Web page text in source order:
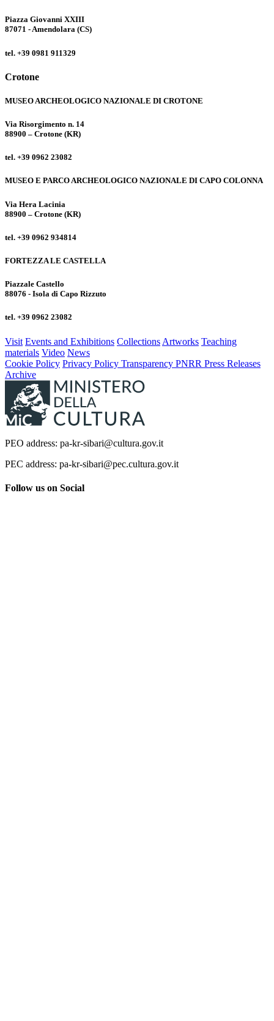
Piazza Giovanni XXIII
87071 - Amendolara (CS)
tel. +39 0981 911329
Crotone
MUSEO ARCHEOLOGICO NAZIONALE DI CROTONE
Via Risorgimento n. 14
88900 – Crotone (KR)
tel. +39 0962 23082
MUSEO E PARCO ARCHEOLOGICO NAZIONALE DI CAPO COLONNA
Via Hera Lacinia
88900 – Crotone (KR)
tel. +39 0962 934814
FORTEZZA LE CASTELLA
Piazzale Castello
88076 - Isola di Capo Rizzuto
tel. +39 0962 23082
Visit Events and Exhibitions Collections Artworks Teaching
materials Video News
Cookie Policy Privacy Policy Transparency PNRR Press Releases
Archive
PEO address: pa-kr-sibari@cultura.gov.it
PEC address: pa-kr-sibari@pec.cultura.gov.it
Follow us on Social